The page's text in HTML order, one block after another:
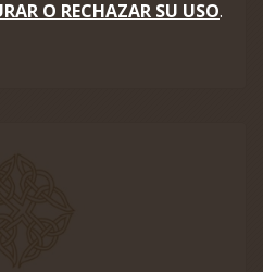
O RECHAZAR SU USO.